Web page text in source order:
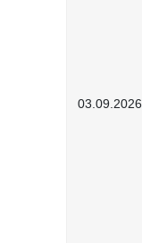
03.09.2026